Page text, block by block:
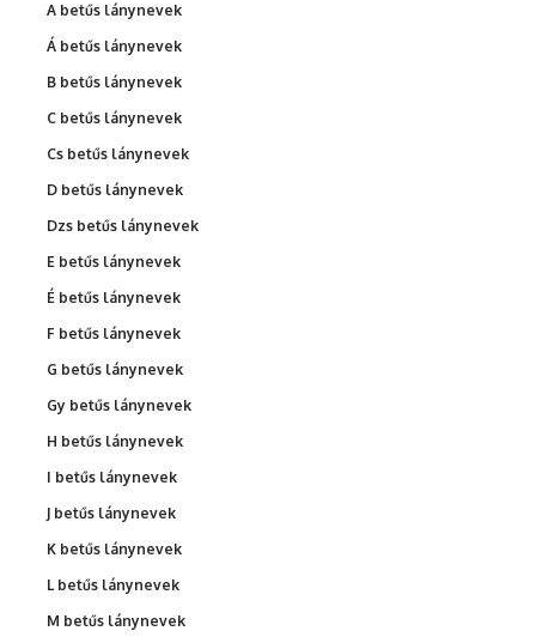
A betűs lánynevek
Á betűs lánynevek
B betűs lánynevek
C betűs lánynevek
Cs betűs lánynevek
D betűs lánynevek
Dzs betűs lánynevek
E betűs lánynevek
É betűs lánynevek
F betűs lánynevek
G betűs lánynevek
Gy betűs lánynevek
H betűs lánynevek
I betűs lánynevek
J betűs lánynevek
K betűs lánynevek
L betűs lánynevek
M betűs lánynevek